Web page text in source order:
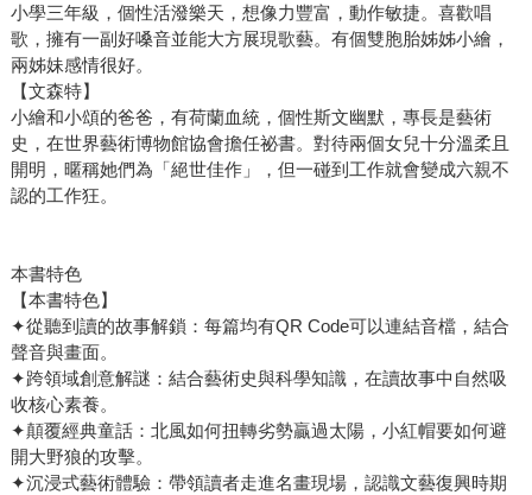
小學三年級，個性活潑樂天，想像力豐富，動作敏捷。喜歡唱
歌，擁有一副好嗓音並能大方展現歌藝。有個雙胞胎姊姊小繪，
兩姊妹感情很好。
【文森特】
小繪和小頌的爸爸，有荷蘭血統，個性斯文幽默，專長是藝術
史，在世界藝術博物館協會擔任祕書。對待兩個女兒十分溫柔且
開明，暱稱她們為「絕世佳作」，但一碰到工作就會變成六親不
認的工作狂。
本書特色
【本書特色】
✦從聽到讀的故事解鎖：每篇均有QR Code可以連結音檔，結合
聲音與畫面。
✦跨領域創意解謎：結合藝術史與科學知識，在讀故事中自然吸
收核心素養。
✦顛覆經典童話：北風如何扭轉劣勢贏過太陽，小紅帽要如何避
開大野狼的攻擊。
✦沉浸式藝術體驗：帶領讀者走進名畫現場，認識文藝復興時期